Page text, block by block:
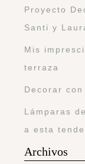
Proyecto
Santi y
Mis
terraza
Decorar
Lámparas
a esta
Archivos